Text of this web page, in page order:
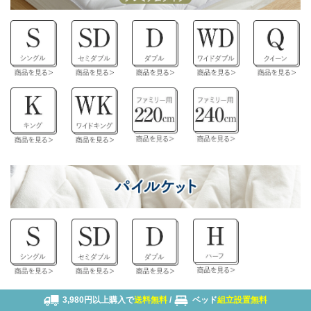
3,980円以上購入で送料無料 / ベッド組立設置無料